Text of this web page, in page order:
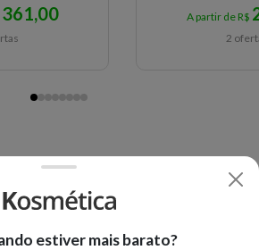
361,00 A partir de R$
2
estiver mais barato?